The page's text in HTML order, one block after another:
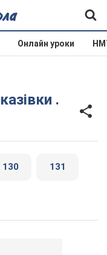
Онлайн уроки
130 131